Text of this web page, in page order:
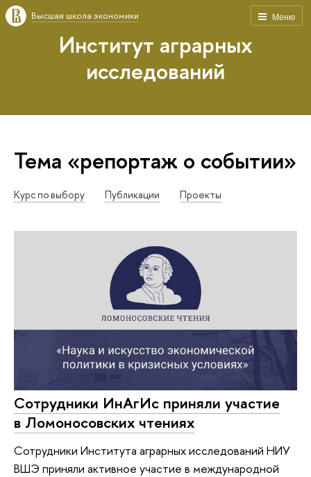
Меню
Высшая школа экономики
Институт аграрных
исследований
Тема «репортаж о событии»
Курс по выбору Публикации Проекты
Сотрудники ИнАгИс приняли участие
в Ломоносовских чтениях
Сотрудники Института аграрных исследований НИУ
ВШЭ приняли активное участие в международной